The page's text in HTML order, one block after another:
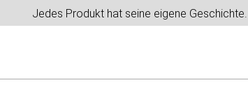
Jedes Produkt hat seine eigene Geschichte.